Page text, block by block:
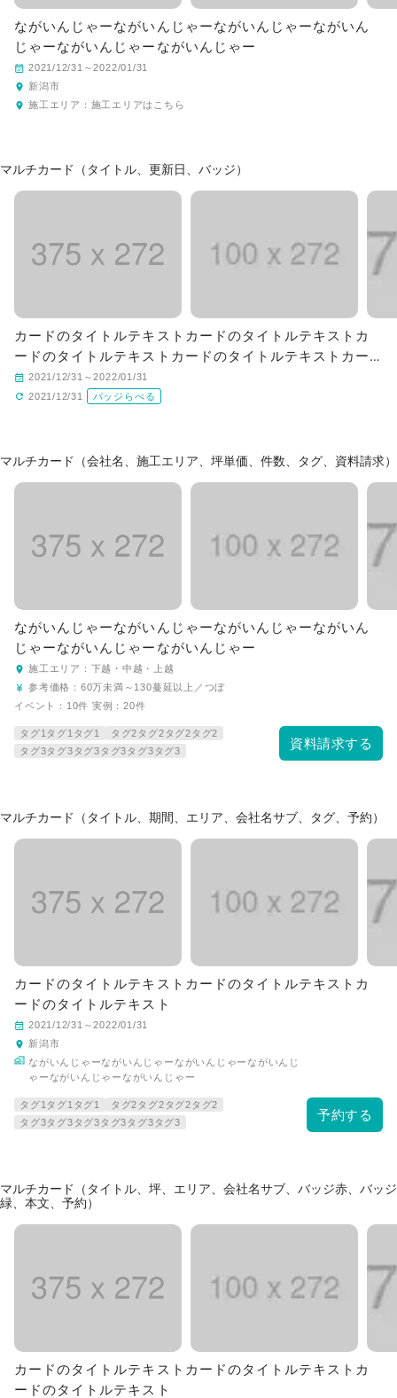
ながいんじゃーながいんじゃーながいんじゃーながいん
じゃーながいんじゃーながいんじゃー
2021/12/31～2022/01/31
新潟市
施工エリア： 施工エリアはこちら
マルチカード（タイトル、更新日、バッジ）
カードのタイトルテキストカードのタイトルテキストカ
ードのタイトルテキストカードのタイトルテキストカー
ドのタイトルテキストカードのタイトルテキスト
2021/12/31～2022/01/31
2021/12/31
バッジらべる
マルチカード（会社名、施工エリア、坪単価、件数、タグ、資料請求）
ながいんじゃーながいんじゃーながいんじゃーながいん
じゃーながいんじゃーながいんじゃー
施工エリア： 下越・中越・上越
参考価格： 60万未満～130蔓延以上／つぼ
イベント：10件 実例：20件
タグ1タグ1タグ1
タグ2タグ2タグ2タグ2
タグ3タグ3タグ3タグ3タグ3タグ3
資料請求する
マルチカード（タイトル、期間、エリア、会社名サブ、タグ、予約）
カードのタイトルテキストカードのタイトルテキストカ
ードのタイトルテキスト
2021/12/31～2022/01/31
新潟市
ながいんじゃーながいんじゃーながいんじゃーながいんじ
ゃーながいんじゃーながいんじゃー
タグ1タグ1タグ1
タグ2タグ2タグ2タグ2
タグ3タグ3タグ3タグ3タグ3タグ3
予約する
マルチカード（タイトル、坪、エリア、会社名サブ、バッジ赤、バッジ
緑、本文、予約）
カードのタイトルテキストカードのタイトルテキストカ
ードのタイトルテキスト